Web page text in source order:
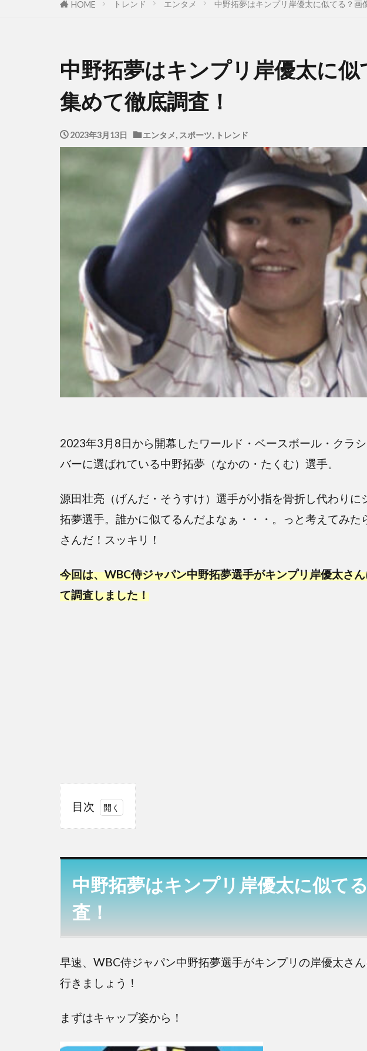
HOME トレンド エンタメ 中野拓夢はキンプリ岸優太に似てる？画
中野拓夢はキンプリ岸優太に似
集めて徹底調査！
2023年3月13日 エンタメ, スポーツ, トレンド
2023年3月8日から開幕したワールド・ベースボール・クラ
バーに選ばれている中野拓夢（なかの・たくむ）選手。
源田壮亮（げんだ・そうすけ）選手が小指を骨折し代わりに
拓夢選手。誰かに似てるんだよなぁ・・・。っと考えてみた
さんだ！スッキリ！
今回は、WBC侍ジャパン中野拓夢選手がキンプリ岸優太さ
て調査しました！
目次
1
拓夢
ンプ
リ岸
優太
る？
で調
2
中野
中野拓夢はキンプリ岸優太に似て
査！
早速、WBC侍ジャパン中野拓夢選手がキンプリの岸優太さ
行きましょう！
まずはキャップ姿から！